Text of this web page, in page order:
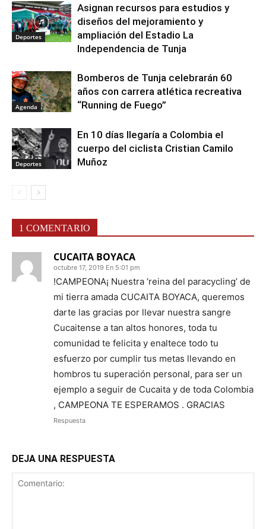
Deportes
Asignan recursos para estudios y
diseños del mejoramiento y
ampliación del Estadio La
Independencia de Tunja
Agenda
Bomberos de Tunja celebrarán 60
años con carrera atlética recreativa
“Running de Fuego”
Deportes
En 10 días llegaría a Colombia el
cuerpo del ciclista Cristian Camilo
Muñoz
1 COMENTARIO
CUCAITA BOYACA
octubre 17, 2019 En 5:01 pm
!CAMPEONA¡ Nuestra ‘reina del paracycling’ de
mi tierra amada CUCAITA BOYACA, queremos
darte las gracias por llevar nuestra sangre
Cucaitense a tan altos honores, toda tu
comunidad te felicita y enaltece todo tu
esfuerzo por cumplir tus metas llevando en
hombros tu superación personal, para ser un
ejemplo a seguir de Cucaita y de toda Colombia
, CAMPEONA TE ESPERAMOS . GRACIAS
Respuesta
DEJA UNA RESPUESTA